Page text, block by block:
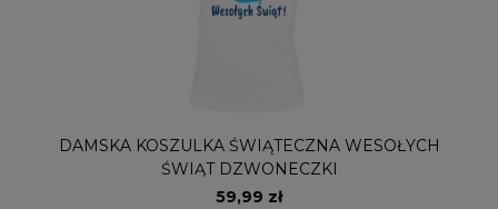
DAMSKA KOSZULKA ŚWIĄTECZNA WESOŁYCH
ŚWIĄT DZWONECZKI
59,99 zł